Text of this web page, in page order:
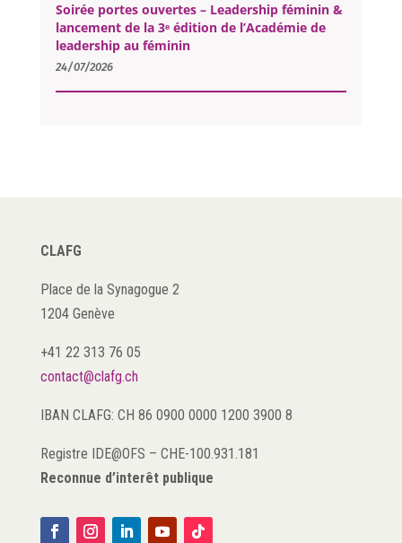
Soirée portes ouvertes – Leadership féminin &
lancement de la 3ᵉ édition de l’Académie de
leadership au féminin
24/07/2026
CLAFG
Place de la Synagogue 2
1204 Genève
+41 22 313 76 05
contact@clafg.ch
IBAN CLAFG: CH 86 0900 0000 1200 3900 8
Registre IDE@OFS – CHE-100.931.181
Reconnue d’interêt publique